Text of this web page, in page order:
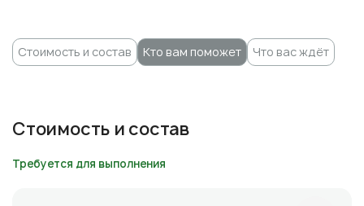
Стоимость и состав Кто вам поможет Что вас ждёт
Стоимость и состав
Требуется для выполнения